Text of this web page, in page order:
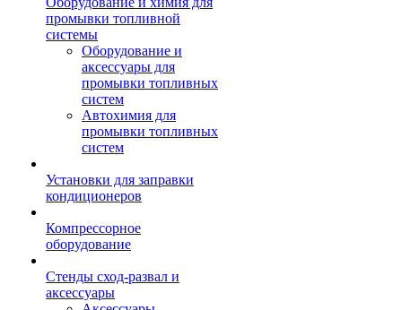
промывки топливной
системы
Оборудование и
аксессуары для
промывки топливных
систем
Автохимия для
промывки топливных
систем
Установки для заправки
кондиционеров
Компрессорное
оборудование
Стенды сход-развал и
аксессуары